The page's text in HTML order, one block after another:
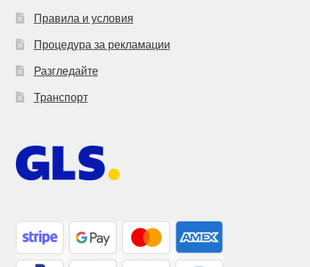
Правила и условия
Процедура за рекламации
Разгледайте
Транспорт